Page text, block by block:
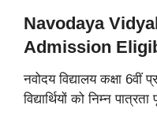
Navodaya
Admission
नवोदय विद्यालय कक्षा 6वीं
विद्यार्थियों को निम्न